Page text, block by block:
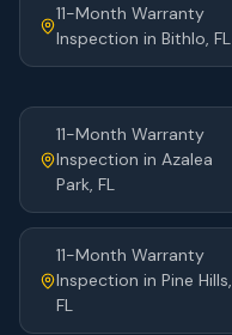
11-Month Warranty
Inspection in Bithlo, FL
11-Month Warranty
Inspection in Azalea
Park, FL
11-Month Warranty
Inspection in Pine Hills,
FL